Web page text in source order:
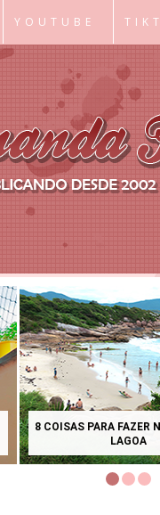
YOUTUBE
8 COISAS PARA FAZER
LAGOA